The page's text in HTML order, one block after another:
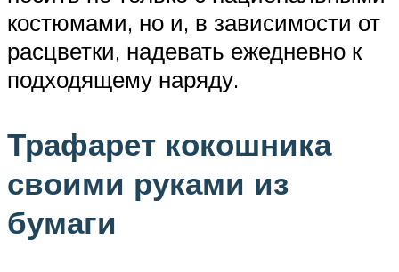
костюмами, но и, в зависимости от
расцветки, надевать ежедневно к
подходящему наряду.
Трафарет кокошника
своими руками из
бумаги